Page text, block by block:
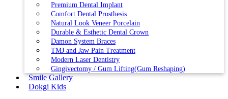
Premium Dental Implant
Comfort Dental Prosthesis
Natural Look Veneer Porcelain
Durable & Esthetic Dental Crown
Damon System Braces
TMJ and Jaw Pain Treatment
Modern Laser Dentistry
Gingivectomy / Gum Lifting(Gum Reshaping)
Smile Gallery
Dokgi Kids